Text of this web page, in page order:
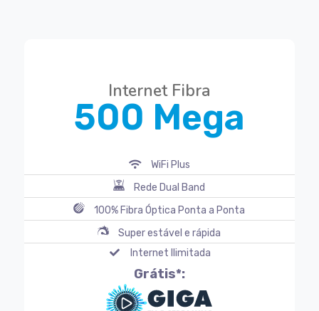
Internet Fibra
500 Mega
WiFi Plus
Rede Dual Band
100% Fibra Óptica Ponta a Ponta
Super estável e rápida
Internet Ilimitada
Grátis*: